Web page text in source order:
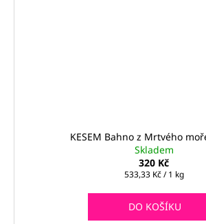
KESEM Bahno z Mrtvého
Skladem
320 Kč
Měrná
533,33 Kč / 1 kg
DO KOŠÍKU